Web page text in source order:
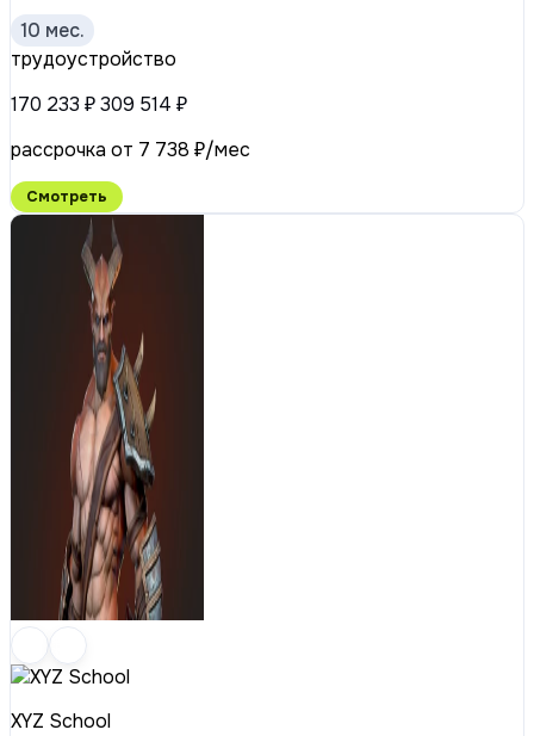
10 мес.
трудоустройство
170 233 ₽309 514 ₽
рассрочка от 7 738 ₽/мес
Смотреть
XYZ School